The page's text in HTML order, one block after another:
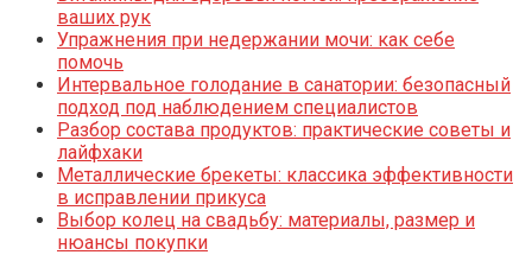
ваших рук
Упражнения при недержании мочи: как себе
помочь
Интервальное голодание в санатории: безопасный
подход под наблюдением специалистов
Разбор состава продуктов: практические советы и
лайфхаки
Металлические брекеты: классика эффективности
в исправлении прикуса
Выбор колец на свадьбу: материалы, размер и
нюансы покупки